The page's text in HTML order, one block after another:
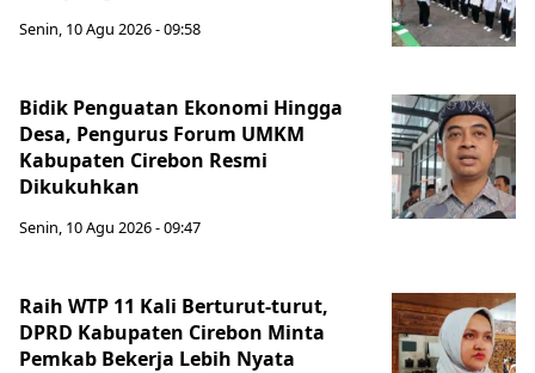
Senin, 10 Agu 2026 - 09:58
Bidik Penguatan Ekonomi Hingga
Desa, Pengurus Forum UMKM
Kabupaten Cirebon Resmi
Dikukuhkan
Senin, 10 Agu 2026 - 09:47
Raih WTP 11 Kali Berturut-turut,
DPRD Kabupaten Cirebon Minta
Pemkab Bekerja Lebih Nyata